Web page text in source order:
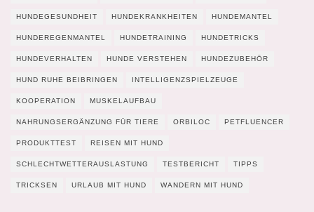
HUNDEGESUNDHEIT HUNDEKRANKHEITEN HUNDEMANTEL
HUNDEREGENMANTEL HUNDETRAINING HUNDETRICKS
HUNDEVERHALTEN HUNDE VERSTEHEN HUNDEZUBEHÖR
HUND RUHE BEIBRINGEN INTELLIGENZSPIELZEUGE
KOOPERATION MUSKELAUFBAU
NAHRUNGSERGÄNZUNG FÜR TIERE ORBILOC PETFLUENCER
PRODUKTTEST REISEN MIT HUND
SCHLECHTWETTERAUSLASTUNG TESTBERICHT TIPPS
TRICKSEN URLAUB MIT HUND WANDERN MIT HUND